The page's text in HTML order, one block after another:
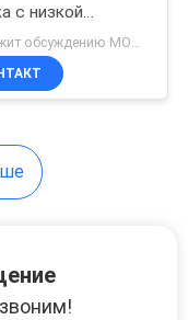
с низкой
без
Быстрая